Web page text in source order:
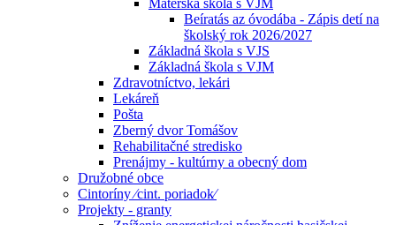
Materská škola s VJM
Beíratás az óvodába - Zápis detí na
školský rok 2026/2027
Základná škola s VJS
Základná škola s VJM
Zdravotníctvo, lekári
Lekáreň
Pošta
Zberný dvor Tomášov
Rehabilitačné stredisko
Prenájmy - kultúrny a obecný dom
Družobné obce
Cintoríny ⁄cint. poriadok⁄
Projekty - granty